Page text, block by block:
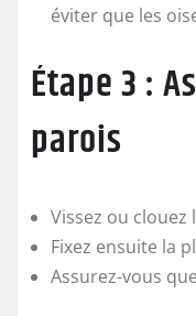
éviter que les
Étape 3 :
parois
Vissez ou
Fixez ensuite la
Assurez-vous